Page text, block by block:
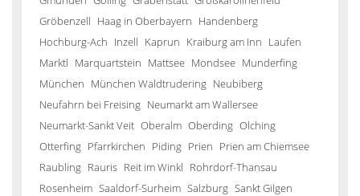
Gröbenzell Haag in Oberbayern Handenberg
Hochburg-Ach Inzell Kaprun Kraiburg am Inn Laufen
Marktl Marquartstein Mattsee Mondsee Munderfing
München München Waldtrudering Neubiberg
Neufahrn bei Freising Neumarkt am Wallersee
Neumarkt-Sankt Veit Oberalm Oberding Olching
Otterfing Pfarrkirchen Piding Prien Prien am Chiemsee
Raubling Rauris Reit im Winkl Rohrdorf-Thansau
Rosenheim Saaldorf-Surheim Salzburg Sankt Gilgen